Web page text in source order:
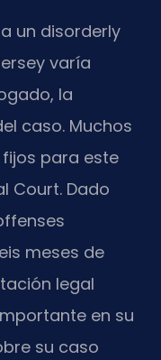
un disorderly
varía
la
caso. Muchos
para este
Court. Dado
meses de
legal
en su
su caso